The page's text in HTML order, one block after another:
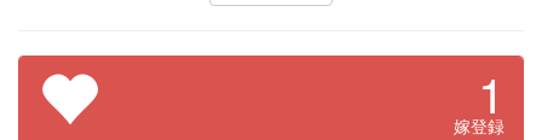
1
嫁登録